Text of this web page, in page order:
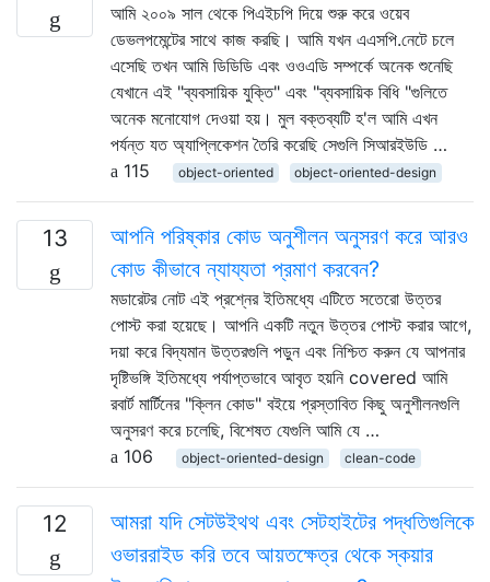
আমি ২০০৯ সাল থেকে পিএইচপি দিয়ে শুরু করে ওয়েব
ডেভলপমেন্টের সাথে কাজ করছি। আমি যখন এএসপি.নেটে চলে
এসেছি তখন আমি ডিডিডি এবং ওওএডি সম্পর্কে অনেক শুনেছি
যেখানে এই "ব্যবসায়িক যুক্তি" এবং "ব্যবসায়িক বিধি "গুলিতে
অনেক মনোযোগ দেওয়া হয়। মুল বক্তব্যটি হ'ল আমি এখন
পর্যন্ত যত অ্যাপ্লিকেশন তৈরি করেছি সেগুলি সিআরইউডি …
115
object-oriented object-oriented-design
13
আপনি পরিষ্কার কোড অনুশীলন অনুসরণ করে আরও
কোড কীভাবে ন্যায্যতা প্রমাণ করবেন?
মডারেটর নোট এই প্রশ্নের ইতিমধ্যে এটিতে সতেরো উত্তর
পোস্ট করা হয়েছে। আপনি একটি নতুন উত্তর পোস্ট করার আগে,
দয়া করে বিদ্যমান উত্তরগুলি পড়ুন এবং নিশ্চিত করুন যে আপনার
দৃষ্টিভঙ্গি ইতিমধ্যে পর্যাপ্তভাবে আবৃত হয়নি covered আমি
রবার্ট মার্টিনের "ক্লিন কোড" বইয়ে প্রস্তাবিত কিছু অনুশীলনগুলি
অনুসরণ করে চলেছি, বিশেষত যেগুলি আমি যে …
106
object-oriented-design clean-code
12
আমরা যদি সেটউইথথ এবং সেটহাইটের পদ্ধতিগুলিকে
ওভাররাইড করি তবে আয়তক্ষেত্র থেকে স্কয়ার